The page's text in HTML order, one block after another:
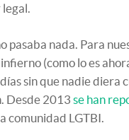
pasaba nada. Para
(como lo es
sin que nadie diera
Desde 2013 se han
comunidad LGTBI.